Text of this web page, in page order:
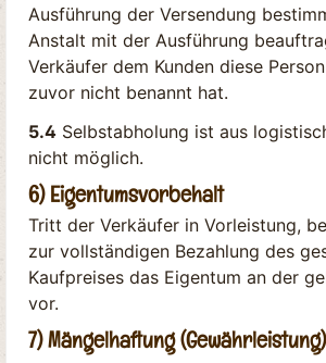
Ausführung der Versendung
Anstalt mit der Ausführung
Verkäufer dem Kunden diese
zuvor nicht benannt hat.
5.4 Selbstabholung ist aus
nicht möglich.
6) Eigentumsvorbehalt
Tritt der Verkäufer in Vorleistung,
zur vollständigen Bezahlung des
Kaufpreises das Eigentum an der
vor.
7) Mängelhaftung (Gewährleistung)